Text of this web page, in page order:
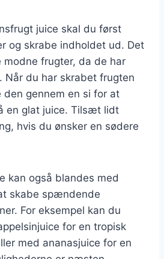
juice skal du først
og skrabe indholdet ud. Det
frugter, da de har
Når du har skrabet frugten
den gennem en si for at
en glat juice. Tilsæt lidt
hvis du ønsker en sødere
kan også blandes med
skabe spændende
For eksempel kan du
for en tropisk
med ananasjuice for en